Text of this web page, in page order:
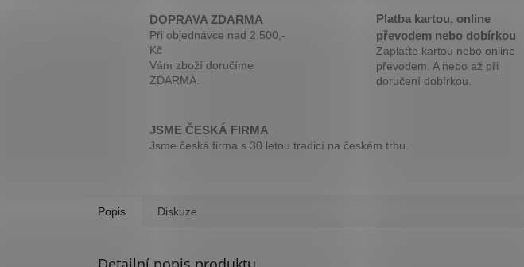
M
A
DOPRAVA ZDARMA
Při objednávce nad 2.500,-
Kč
Vám zboží doručíme
ZDARMA.
Platba kartou, online
převodem nebo dobírkou
Zaplaťte kartou nebo online
převodem. A nebo až při
doručení dobírkou.
JSME ČESKÁ FIRMA
Jsme česká firma s 30 letou tradicí na českém trhu.
Popis Diskuze